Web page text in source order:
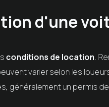
d'une
conditions de location.
varier selon les
généralement un permis